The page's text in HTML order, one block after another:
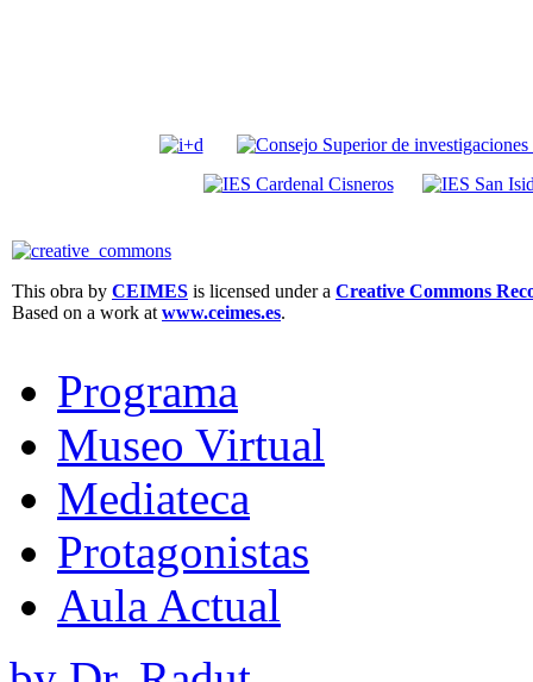
This obra by CEIMES is licensed under a Creative Commons
Based on a work at www.ceimes.es.
Programa
Museo Virtual
Mediateca
Protagonistas
Aula Actual